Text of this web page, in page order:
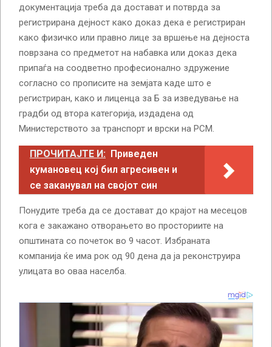
документација треба да достават и потврда за
регистрирана дејност како доказ дека е регистриран
како физичко или правно лице за вршење на дејноста
поврзана со предметот на набавка или доказ дека
припаѓа на соодветно професионално здружение
согласно со прописите на земјата каде што е
регистриран, како и лиценца за Б за изведување на
градби од втора категорија, издадена од
Министерството за транспорт и врски на РСМ.
ПРОЧИТАЈТЕ И: Приведен
кумановец кој бил агресивен и
се заканувал на својот син
Понудите треба да се достават до крајот на месецов
кога е закажано отворањето во просториите на
општината со почеток во 9 часот. Избраната
компанија ќе има рок од 90 дена да ја реконструира
улицата во оваа населба.